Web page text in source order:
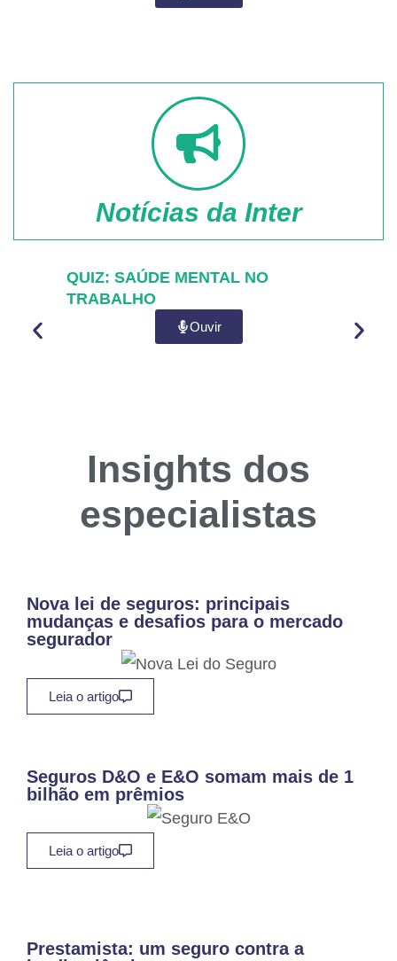
Notícias da Inter
QUIZ: SAÚDE MENTAL NO
TRABALHO
Ouvir
Insights dos
especialistas
Nova lei de seguros: principais
mudanças e desafios para o mercado
segurador
Leia o artigo
Seguros D&O e E&O somam mais de 1
bilhão em prêmios
Leia o artigo
Prestamista: um seguro contra a